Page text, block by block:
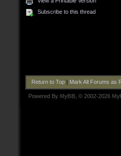
Subscribe to this thread
Return to Top| Mark All Forums as
Powered By MyBB , © 2002-2026